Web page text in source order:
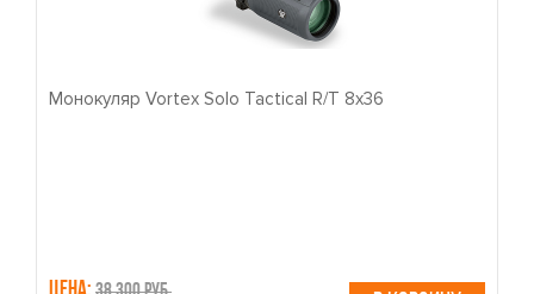
Монокуляр Vortex Solo Tactical R/T 8x36